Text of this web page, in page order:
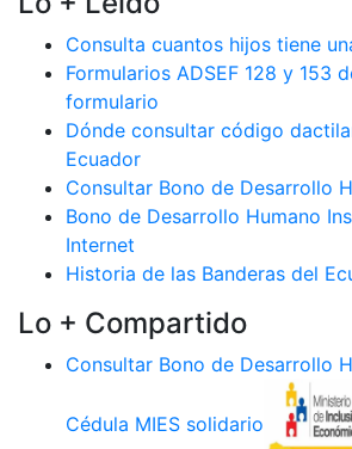
Consulta cuantos hijos tiene
Formularios ADSEF 128 y 153
formulario
Dónde consultar código
Ecuador
Consultar Bono de Desarrollo
Bono de Desarrollo Humano
Internet
Historia de las Banderas del
Lo + Compartido
Consultar Bono de Desarrollo
Cédula MIES solidario